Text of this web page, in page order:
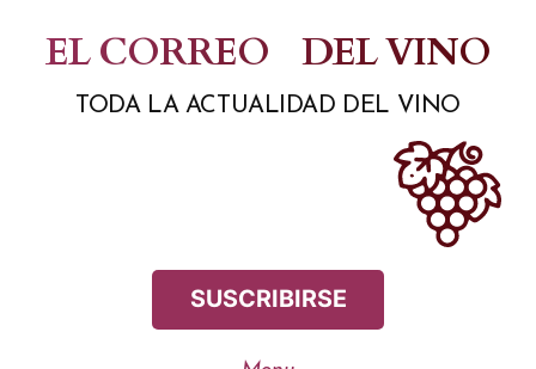
contenido
EL CORREO DEL VINO
TODA LA ACTUALIDAD DEL VINO
SUSCRIBIRSE